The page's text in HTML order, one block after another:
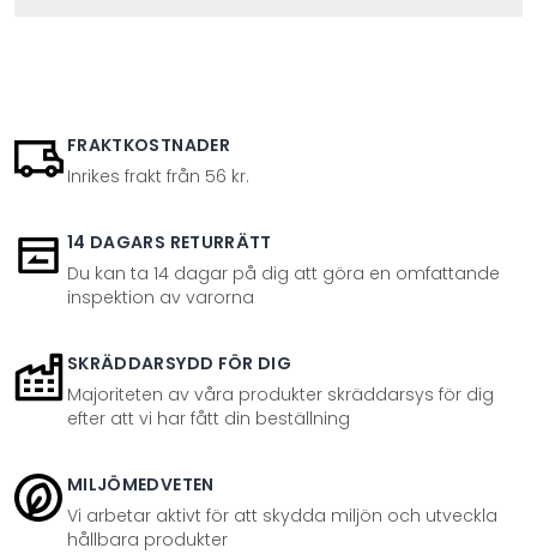
FRAKTKOSTNADER
Inrikes frakt från 56 kr.
14 DAGARS RETURRÄTT
Du kan ta 14 dagar på dig att göra en omfattande
inspektion av varorna
SKRÄDDARSYDD FÖR DIG
Majoriteten av våra produkter skräddarsys för dig
efter att vi har fått din beställning
MILJÖMEDVETEN
Vi arbetar aktivt för att skydda miljön och utveckla
hållbara produkter